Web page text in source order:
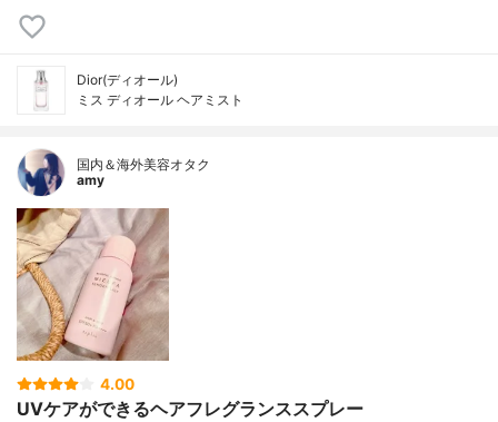
Dior(ディオール)
ミス ディオール ヘアミスト
国内＆海外美容オタク
amy
4.00
UVケアができるヘアフレグランススプレー